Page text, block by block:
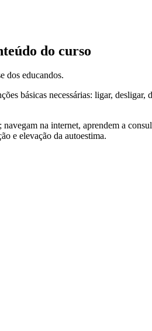
do curso
dos educandos.
básicas necessárias: ligar,
na internet, aprendem a
e elevação da autoestima.